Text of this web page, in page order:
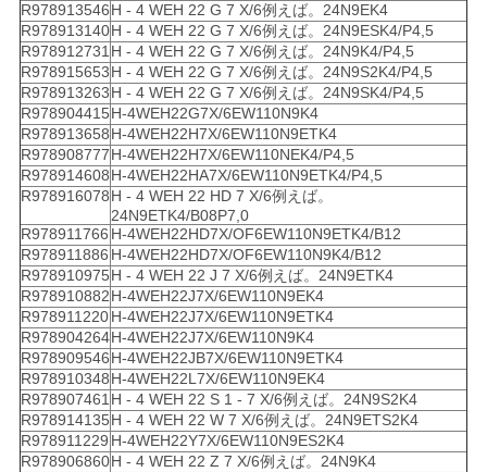
R978913546H - 4 WEH 22 G 7 X/6例えば。24N9EK4
R978913140H - 4 WEH 22 G 7 X/6例えば。24N9ESK4/P4,5
R978912731H - 4 WEH 22 G 7 X/6例えば。24N9K4/P4,5
R978915653H - 4 WEH 22 G 7 X/6例えば。24N9S2K4/P4,5
R978913263H - 4 WEH 22 G 7 X/6例えば。24N9SK4/P4,5
R978904415H-4WEH22G7X/6EW110N9K4
R978913658H-4WEH22H7X/6EW110N9ETK4
R978908777H-4WEH22H7X/6EW110NEK4/P4,5
R978914608H-4WEH22HA7X/6EW110N9ETK4/P4,5
R978916078H - 4 WEH 22 HD 7 X/6例えば。
24N9ETK4/B08P7,0
R978911766 H-4WEH22HD7X/OF6EW110N9ETK4/B12
R978911886 H-4WEH22HD7X/OF6EW110N9K4/B12
R978910975H - 4 WEH 22 J 7 X/6例えば。24N9ETK4
R978910882H-4WEH22J7X/6EW110N9EK4
R978911220H-4WEH22J7X/6EW110N9ETK4
R978904264H-4WEH22J7X/6EW110N9K4
R978909546H-4WEH22JB7X/6EW110N9ETK4
R978910348H-4WEH22L7X/6EW110N9EK4
R978907461H - 4 WEH 22 S 1 - 7 X/6例えば。24N9S2K4
R978914135H - 4 WEH 22 W 7 X/6例えば。24N9ETS2K4
R978911229 H-4WEH22Y7X/6EW110N9ES2K4
R978906860H - 4 WEH 22 Z 7 X/6例えば。24N9K4